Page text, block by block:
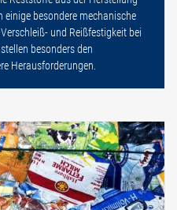
einige besondere mechanische
und Reißfestigkeit bei
besonders den
Herausforderungen.